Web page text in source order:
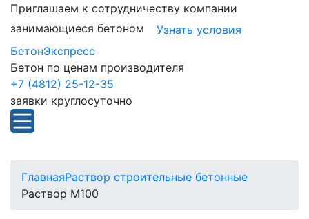
Приглашаем к сотрудничеству компании
занимающиеся бетоном
Узнать условия
БетонЭкспресс
Бетон по ценам производителя
+7 (4812) 25-12-35
заявки круглосуточно
ГлавнаяРаствор строительные бетонные
Раствор М100